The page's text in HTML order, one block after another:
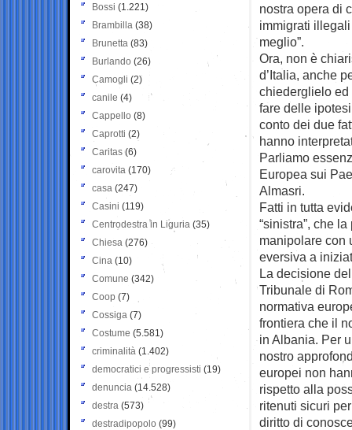
nostra opera di
immigrati
meglio”.
Ora, non è
d’Italia, anche
chiederglielo ed
fare delle
conto dei due
hanno
Parliamo
Europea sui
Almasri.
Fatti in tutta
“sinistra”, che
manipolare con
eversiva a
La decisione
Tribunale di
normativa
frontiera che il
in Albania. Per
nostro
europei non
rispetto alla
ritenuti sicuri
diritto di
Bossi (1.221)
Brambilla (38)
Brunetta (83)
Burlando (26)
Camogli (2)
canile (4)
Cappello (8)
Caprotti (2)
Caritas (6)
carovita (170)
casa (247)
Casini (119)
Centrodestra in Liguria (35)
Chiesa (276)
Cina (10)
Comune (342)
Coop (7)
Cossiga (7)
Costume (5.581)
criminalità (1.402)
democratici e progressisti (19)
denuncia (14.528)
destra (573)
destradipopolo (99)